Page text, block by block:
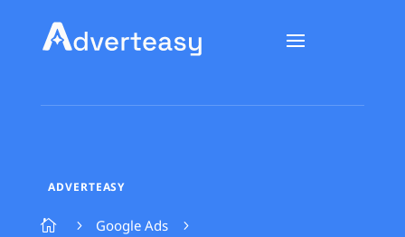
ADVERTEASY
 5 Google Ads 5